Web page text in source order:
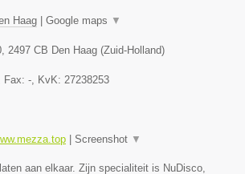
Haag | Google maps ▼
2497 CB Den Haag (Zuid-Holland)
, Fax: - , KvK: 27238253
| Screenshot ▼
aan elkaar. Zijn specialiteit is NuDisco,